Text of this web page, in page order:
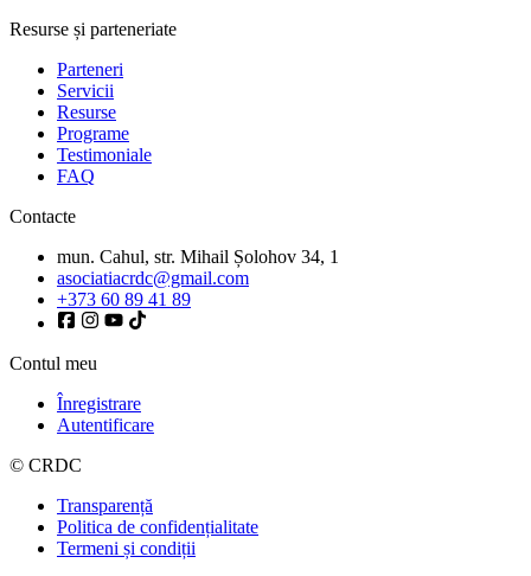
Resurse și parteneriate
Parteneri
Servicii
Resurse
Programe
Testimoniale
FAQ
Contacte
mun. Cahul, str. Mihail Șolohov 34, 1
asociatiacrdc@gmail.com
+373 60 89 41 89
Contul meu
Înregistrare
Autentificare
© CRDC
Transparență
Politica de confidențialitate
Termeni și condiții